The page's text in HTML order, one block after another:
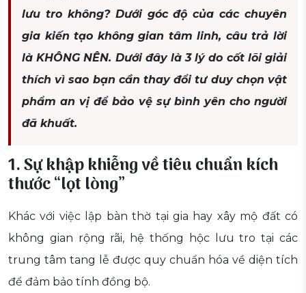
lưu tro không? Dưới góc độ của các chuyên
gia kiến tạo không gian tâm linh, câu trả lời
là KHÔNG NÊN. Dưới đây là 3 lý do cốt lõi giải
thích vì sao bạn cần thay đổi tư duy chọn vật
phẩm an vị để bảo vệ sự bình yên cho người
đã khuất.
1. Sự khập khiễng về tiêu chuẩn kích
thước “lọt lòng”
Khác với việc lập bàn thờ tại gia hay xây mộ đất có
không gian rộng rãi, hệ thống hộc lưu tro tại các
trung tâm tang lễ được quy chuẩn hóa về diện tích
để đảm bảo tính đồng bộ.